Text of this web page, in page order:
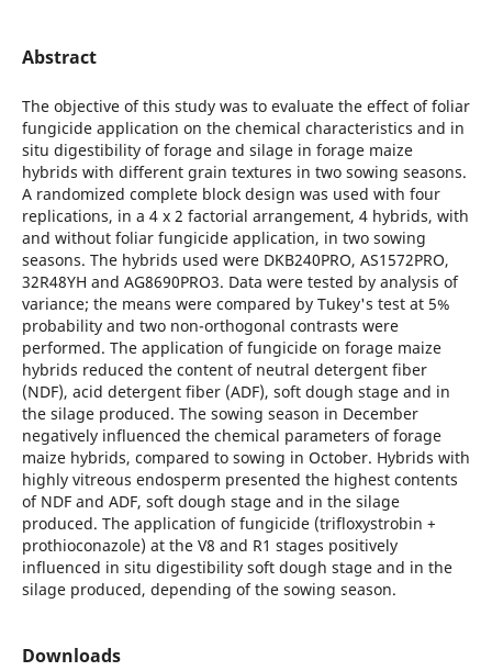
Abstract
The objective of this study was to evaluate the effect of foliar
fungicide application on the chemical characteristics and in
situ digestibility of forage and silage in forage maize
hybrids with different grain textures in two sowing seasons.
A randomized complete block design was used with four
replications, in a 4 x 2 factorial arrangement, 4 hybrids, with
and without foliar fungicide application, in two sowing
seasons. The hybrids used were DKB240PRO, AS1572PRO,
32R48YH and AG8690PRO3. Data were tested by analysis of
variance; the means were compared by Tukey's test at 5%
probability and two non-orthogonal contrasts were
performed. The application of fungicide on forage maize
hybrids reduced the content of neutral detergent fiber
(NDF), acid detergent fiber (ADF), soft dough stage and in
the silage produced. The sowing season in December
negatively influenced the chemical parameters of forage
maize hybrids, compared to sowing in October. Hybrids with
highly vitreous endosperm presented the highest contents
of NDF and ADF, soft dough stage and in the silage
produced. The application of fungicide (trifloxystrobin +
prothioconazole) at the V8 and R1 stages positively
influenced in situ digestibility soft dough stage and in the
silage produced, depending of the sowing season.
Downloads